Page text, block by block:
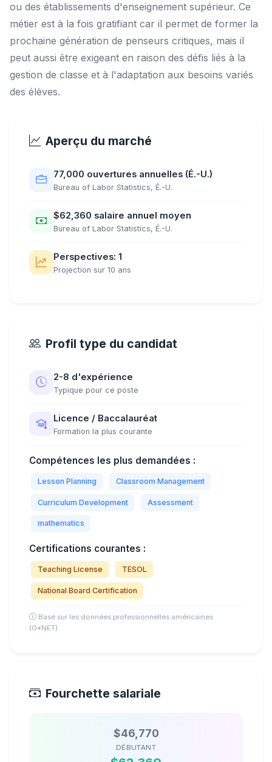
ou des établissements d'enseignement supérieur. Ce
métier est à la fois gratifiant car il permet de former la
prochaine génération de penseurs critiques, mais il
peut aussi être exigeant en raison des défis liés à la
gestion de classe et à l'adaptation aux besoins variés
des élèves.
Aperçu du marché
77,000 ouvertures annuelles (É.-U.)
Bureau of Labor Statistics, É.-U.
$62,360 salaire annuel moyen
Bureau of Labor Statistics, É.-U.
Perspectives: 1
Projection sur 10 ans
Profil type du candidat
2-8 d'expérience
Typique pour ce poste
Licence / Baccalauréat
Formation la plus courante
Compétences les plus demandées :
Lesson Planning Classroom Management
Curriculum Development Assessment
mathematics
Certifications courantes :
Teaching License TESOL
National Board Certification
Basé sur les données professionnelles américaines
(O*NET)
Fourchette salariale
$46,770
DÉBUTANT